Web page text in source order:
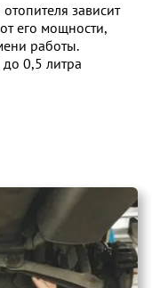
зависит
его мощности,
работы.
0,5 литра